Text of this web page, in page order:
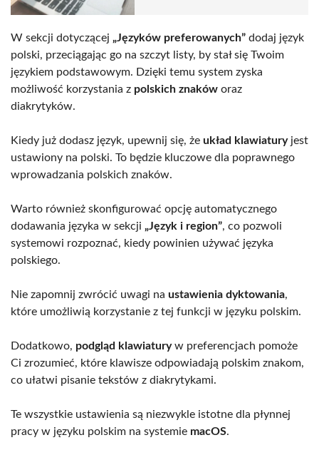
W sekcji dotyczącej „Języków preferowanych” dodaj język
polski, przeciągając go na szczyt listy, by stał się Twoim
językiem podstawowym. Dzięki temu system zyska
możliwość korzystania z polskich znaków oraz
diakrytyków.
Kiedy już dodasz język, upewnij się, że układ klawiaturyjest
ustawiony na polski. To będzie kluczowe dla poprawnego
wprowadzania polskich znaków.
Warto również skonfigurować opcję automatycznego
dodawania języka w sekcji „Język i region”, co pozwoli
systemowi rozpoznać, kiedy powinien używać języka
polskiego.
Nie zapomnij zwrócić uwagi na ustawienia dyktowania,
które umożliwią korzystanie z tej funkcji w języku polskim.
Dodatkowo, podgląd klawiaturyw preferencjach pomoże
Ci zrozumieć, które klawisze odpowiadają polskim znakom,
co ułatwi pisanie tekstów z diakrytykami.
Te wszystkie ustawienia są niezwykle istotne dla płynnej
pracy w języku polskim na systemie macOS.